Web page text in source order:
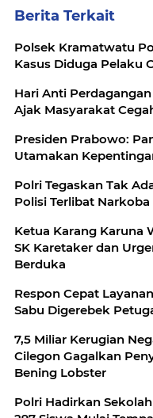
Berita Terkait
Polsek Kramatwatu
Kasus Diduga Pelaku
Hari Anti
Ajak Masyarakat
Presiden Prabowo:
Utamakan
Polri Tegaskan Tak
Polisi Terlibat Narkoba
Ketua Karang Karuna
SK Karetaker dan
Berduka
Respon Cepat
Sabu Digerebek
7,5 Miliar Kerugian
Cilegon Gagalkan
Bening Lobster
Polri Hadirkan